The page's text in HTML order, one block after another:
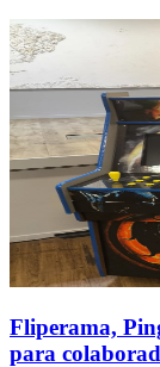
Fliperama,
para